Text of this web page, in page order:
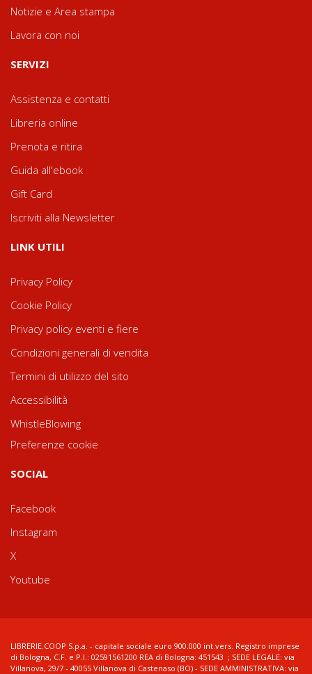
Notizie e Area stampa
Lavora con noi
SERVIZI
Assistenza e contatti
Libreria online
Prenota e ritira
Guida all'ebook
Gift Card
Iscriviti alla Newsletter
LINK UTILI
Privacy Policy
Cookie Policy
Privacy policy eventi e fiere
Condizioni generali di vendita
Termini di utilizzo del sito
Accessibilità
WhistleBlowing
Preferenze cookie
SOCIAL
Facebook
Instagram
X
Youtube
LIBRERIE.COOP S.p.a. - capitale sociale euro 900.000 int.vers. Registro imprese
di Bologna, C.F. e P.I.: 02591561200 REA di Bologna: 451543 ; SEDE LEGALE: via
Villanova, 29/7 - 40055 Villanova di Castenaso (BO) - SEDE AMMINISTRATIVA: via